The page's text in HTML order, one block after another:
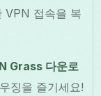
VPN 접속을 복
Grass 다운로
징을 즐기세요!